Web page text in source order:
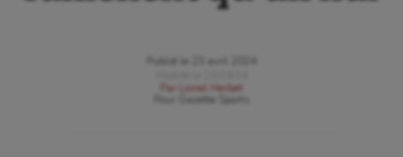
Publié le
23 avril 2024
Par
Lionel Herbet
Gazette Sports